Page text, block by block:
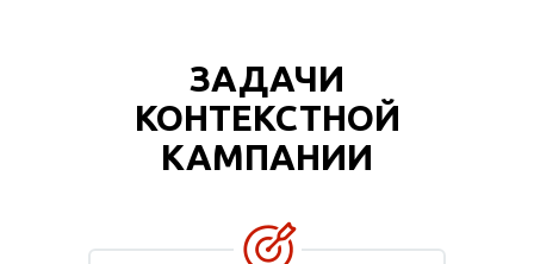
ЗАДАЧИ
КОНТЕКСТНОЙ
КАМПАНИИ